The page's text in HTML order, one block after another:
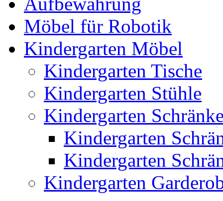
Möbel für Robotik
Kindergarten Möbel
Kindergarten Tische
Kindergarten Stühle
Kindergarten
Kindergarten
Kindergarten
Kindergarten